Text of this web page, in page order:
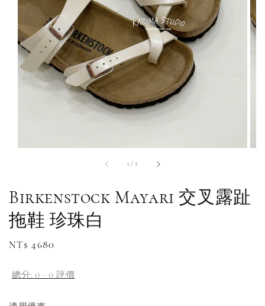
1 / 7
Birkenstock Mayari 交叉露趾
拖鞋 珍珠白
Regular
NT$ 4680
總分:0 - 0 評價